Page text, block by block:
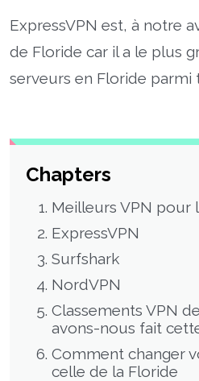
ExpressVPN est, à notre
de Floride car il a le plus
serveurs en Floride parmi
Chapters
Meilleurs VPN pour
ExpressVPN
Surfshark
NordVPN
Classements VPN
avons-nous fait
Comment changer
celle de la Floride